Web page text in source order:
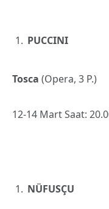
PUCCINI
Tosca (Opera, 3 P.)
12-14 Mart Saat:
NÜFUSÇU